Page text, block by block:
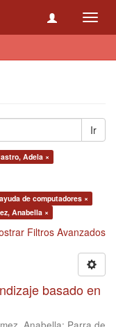
Ir
Adela ×
de computadores ×
Anabella ×
Filtros Avanzados
basado en